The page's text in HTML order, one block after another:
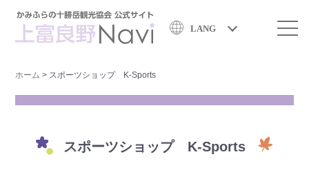
LANG
ホーム > スポーツショップ K-Sports
スポーツショップ K-Sports